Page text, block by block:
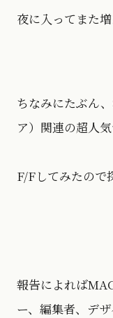
夜に入ってまた増
ちなみにたぶん
ア）関連の超人
F/Fしてみたので
報告によれば
ー、編集者、デ